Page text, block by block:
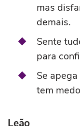
mas
demais.
Sente
para
Se
tem
Leão